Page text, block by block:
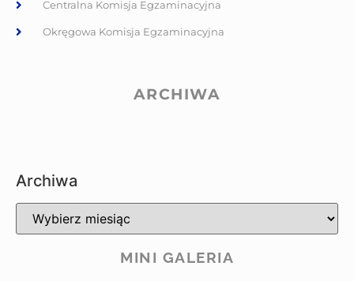
Centralna Komisja Egzaminacyjna
Okręgowa Komisja Egzaminacyjna
ARCHIWA
Archiwa
MINI GALERIA